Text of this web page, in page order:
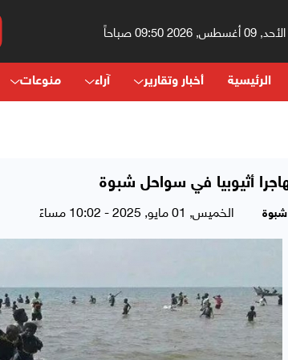
الأحد, 09 أغسطس, 2026 09:50 صباحاً
الرئيسية أخبار وتقارير آراء منوعات
شبوة الخميس, 01 مايو, 2025 - 10:02 مساءً